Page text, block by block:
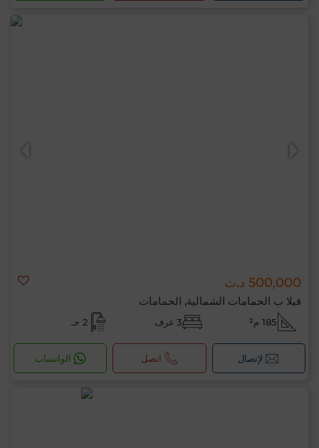
500,000 د.ت
فيلا ب الحمامات الشمالية, الحمامات
185 م² 3 غرف 2 حـ
لإتصال اتصل الواتساب